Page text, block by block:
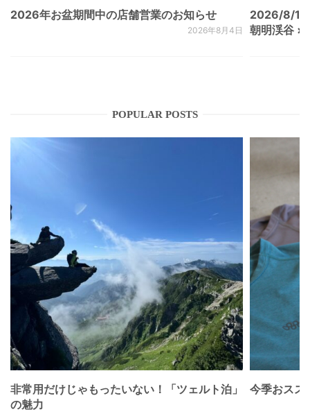
2026年お盆期間中の店舗営業のお知らせ
2026年8月4日
2026/8/
朝明渓谷 ×
POPULAR POSTS
非常用だけじゃもったいない！「ツェルト泊」
の魅力
今季おスス